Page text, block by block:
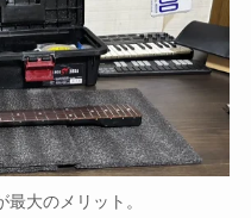
大のメリット。